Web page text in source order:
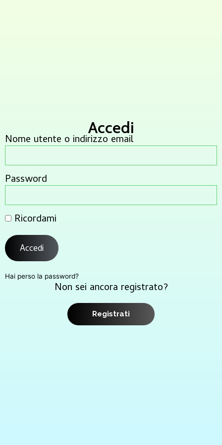
Accedi
Nome utente o indirizzo email
Password
Ricordami
Accedi
Hai perso la password?
Non sei ancora registrato?
Registrati